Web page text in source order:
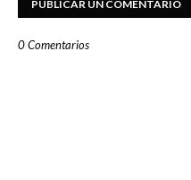
PUBLICAR UN COMENTARIO
0 Comentarios